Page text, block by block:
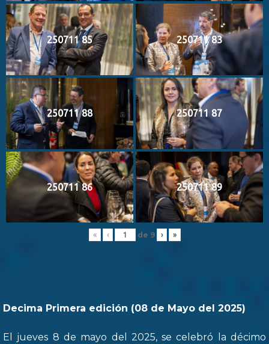
250711 85 250711 83
250711 88 250711 87
250711 86 250711 89
« ‹ de 9 › »
Decima Primera edición (08 de Mayo del 2025)
El jueves 8 de mayo del 2025, se celebró la décimo